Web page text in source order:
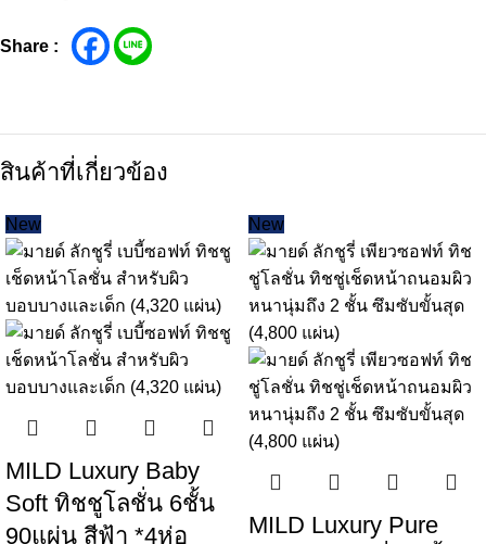
Share :
สินค้าที่เกี่ยวข้อง
New
MILD Luxury Baby
Soft ทิชชูโลชั่น 6ชั้น
90แผ่น สีฟ้า *4ห่อ
New
MILD Luxury Pure